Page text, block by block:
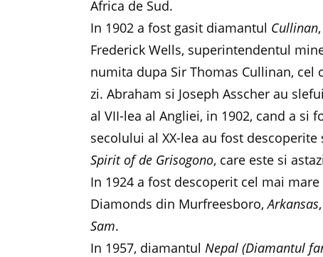
Africa de Sud.
In 1902 a fost gasit diamantul Cullinan
Frederick Wells, superintendentul
numita dupa Sir Thomas Cullinan, cel
zi. Abraham si Joseph Asscher au
al VII-lea al Angliei, in 1902, cand a si
secolului al XX-lea au fost
Spirit of de Grisogono, care este si
In 1924 a fost descoperit cel mai
Diamonds din Murfreesboro,Arkansas
Sam.
In 1957, diamantulNepal (Diamantul